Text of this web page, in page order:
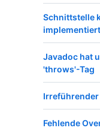
Schnittstelle
Javadoc hat
'throws'-Tag
Irreführender
Fehlende